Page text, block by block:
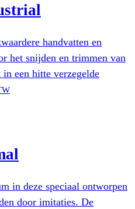
handvatten en
het snijden en trimmen van
een hitte verzegelde
in deze speciaal ontworpen
door imitaties. De